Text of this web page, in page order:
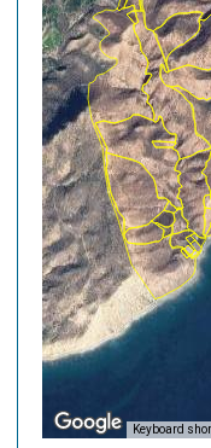
Keyboard